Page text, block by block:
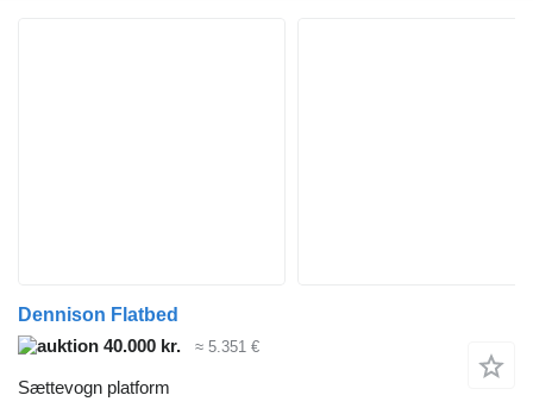
Dennison Flatbed
40.000 kr.
≈ 5.351 €
Sættevogn platform